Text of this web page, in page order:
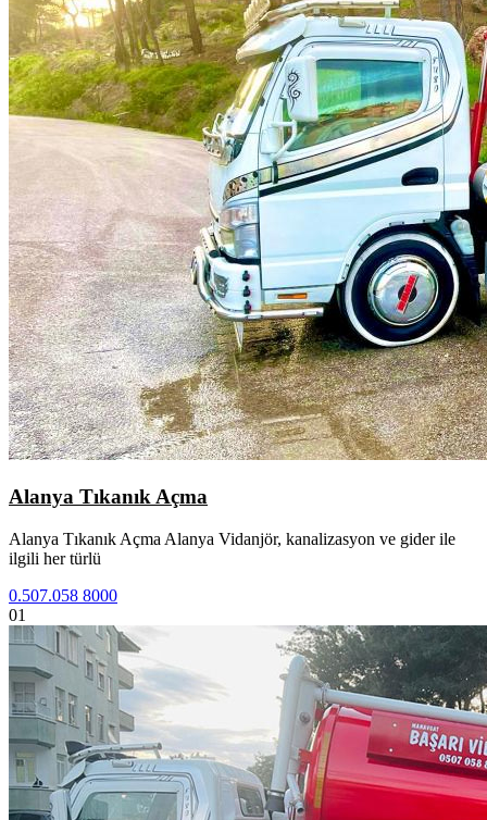
Alanya Tıkanık Açma
Alanya Tıkanık Açma Alanya Vidanjör, kanalizasyon ve gider ile
ilgili her türlü
0.507.058 8000
01